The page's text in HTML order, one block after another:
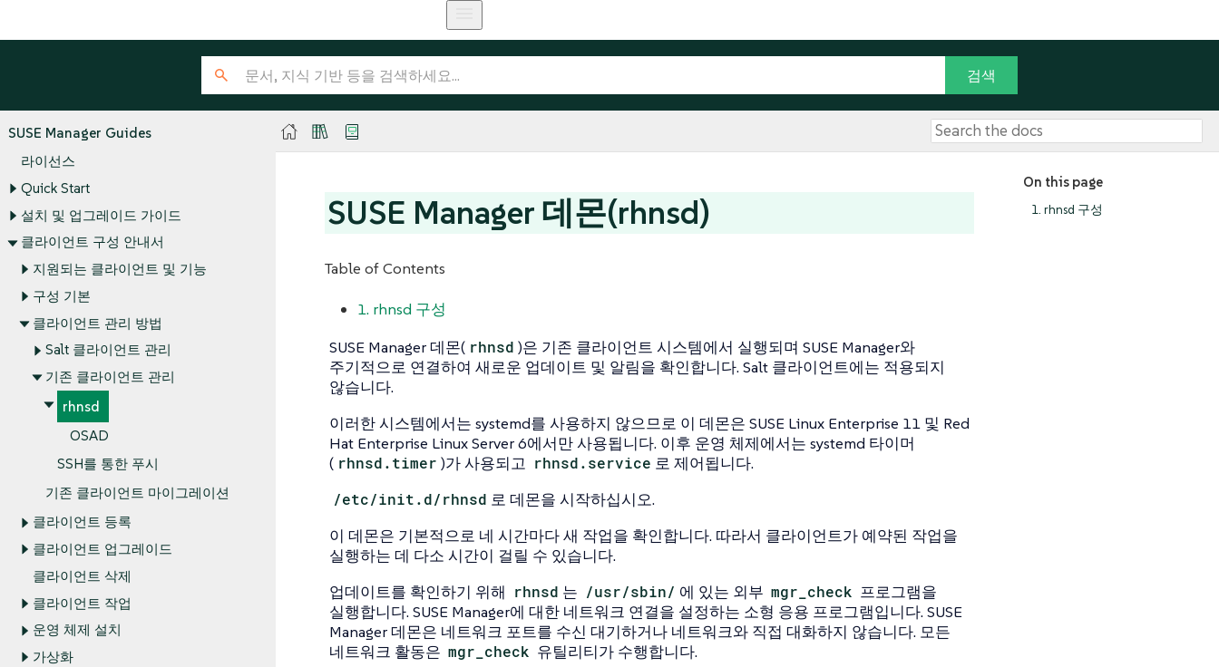
SUSE Manager Guides
라이선스
Quick Start
설치 및 업그레이드 가이드
클라이언트 구성 안내서
지원되는 클라이언트 및 기능
구성 기본
클라이언트 관리 방법
Salt 클라이언트 관리
기존 클라이언트 관리
rhnsd
OSAD
SSH를 통한 푸시
기존 클라이언트 마이그레이션
클라이언트 등록
클라이언트 업그레이드
클라이언트 삭제
클라이언트 작업
운영 체제 설치
가상화
On this page
1. rhnsd 구성
SUSE Manager 데몬(rhnsd)
Table of Contents
1. rhnsd 구성
SUSE Manager 데몬( rhnsd )은 기존 클라이언트 시스템에서 실행되며 SUSE Manager와
주기적으로 연결하여 새로운 업데이트 및 알림을 확인합니다. Salt 클라이언트에는 적용되지
않습니다.
이러한 시스템에서는 systemd를 사용하지 않으므로 이 데몬은 SUSE Linux Enterprise 11 및 Red
Hat Enterprise Linux Server 6에서만 사용됩니다. 이후 운영 체제에서는 systemd 타이머
( rhnsd.timer )가 사용되고 rhnsd.service 로 제어됩니다.
/etc/init.d/rhnsd 로 데몬을 시작하십시오.
이 데몬은 기본적으로 네 시간마다 새 작업을 확인합니다. 따라서 클라이언트가 예약된 작업을
실행하는 데 다소 시간이 걸릴 수 있습니다.
업데이트를 확인하기 위해 rhnsd 는 /usr/sbin/ 에 있는 외부 mgr_check 프로그램을
실행합니다. SUSE Manager에 대한 네트워크 연결을 설정하는 소형 응용 프로그램입니다. SUSE
Manager 데몬은 네트워크 포트를 수신 대기하거나 네트워크와 직접 대화하지 않습니다. 모든
네트워크 활동은 mgr_check 유틸리티가 수행합니다.